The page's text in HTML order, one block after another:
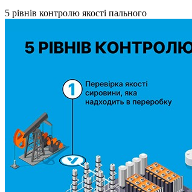
5 рівнів контролю якості пального